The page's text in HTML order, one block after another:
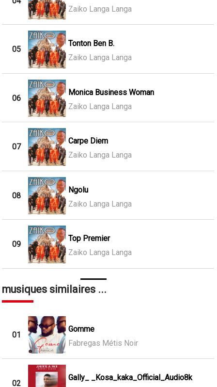
Zaiko Langa Langa
05
Tonton Ben B.
Zaiko Langa Langa
06
Monica Business Woman
Zaiko Langa Langa
07
Carpe Diem
Zaiko Langa Langa
08
Ngolu
Zaiko Langa Langa
09
Top Premier
Zaiko Langa Langa
musiques similaires ...
01
Gomme
Fabregas Métis Noir
02
Gally_ _Kosa_kaka_Official_Audio8k